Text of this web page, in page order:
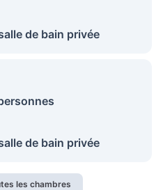
de bain privée
de bain privée
les chambres